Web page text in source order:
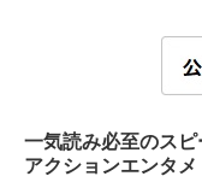
一気読み必至のス
アクションエンタメ